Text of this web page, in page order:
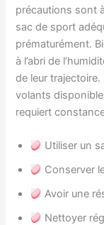
précautions sont
sac de sport
prématurément.
à l’abri de
de leur trajectoire.
volants
requiert
Utiliser un
Conserver
Avoir une
Nettoyer